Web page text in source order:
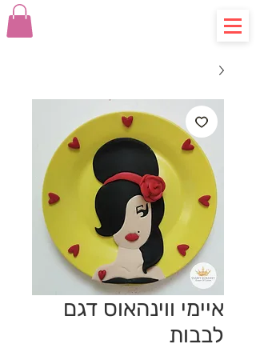
איימי ווינהאוס דגם
לבבות